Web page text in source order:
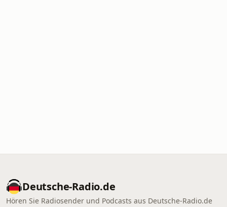
Deutsche-Radio.de
Hören Sie Radiosender und Podcasts aus Deutsche-Radio.de